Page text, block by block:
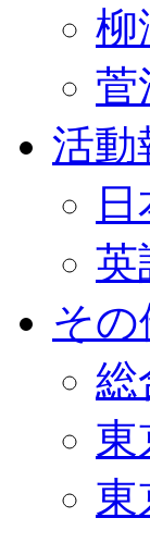
柳
菅
活動
英
その
総
東
東